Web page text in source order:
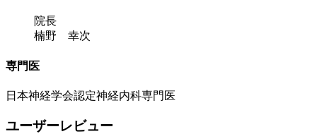
院長
楠野 幸次
専門医
日本神経学会認定神経内科専門医
ユーザーレビュー